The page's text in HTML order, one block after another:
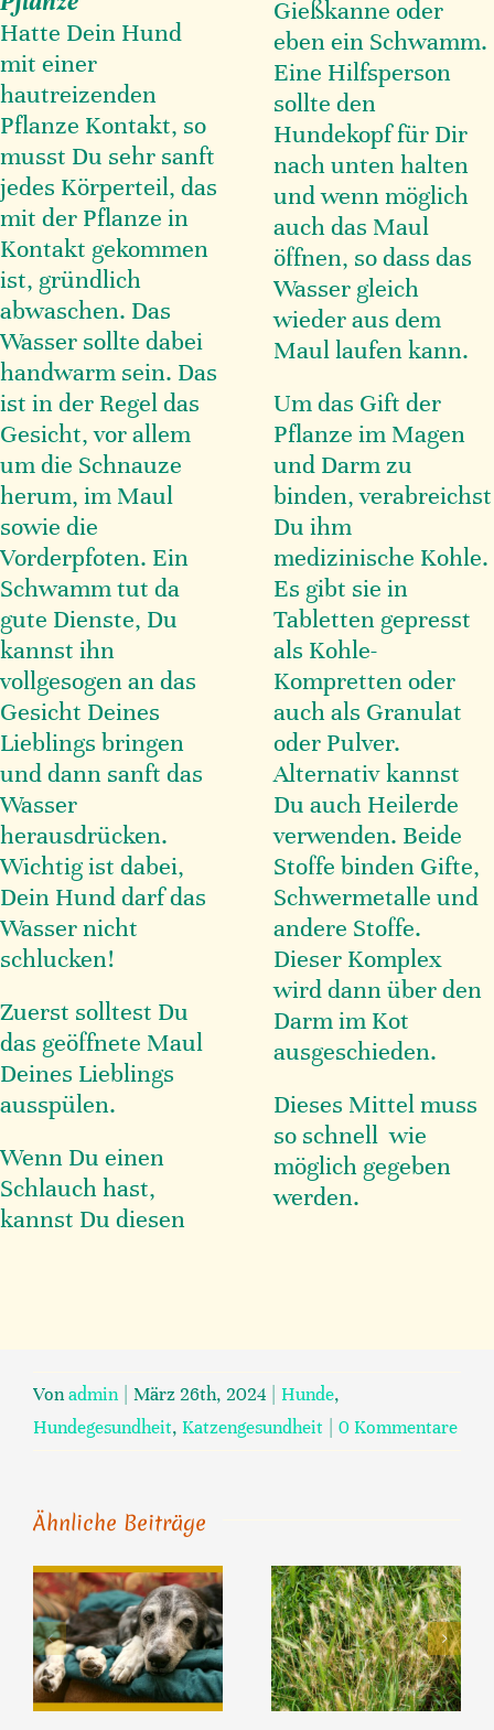
Hatte Dein Hund
mit einer
hautreizenden
Pflanze Kontakt, so
musst Du sehr sanft
jedes Körperteil, das
mit der Pflanze in
Kontakt gekommen
ist, gründlich
abwaschen. Das
Wasser sollte dabei
handwarm sein. Das
ist in der Regel das
Gesicht, vor allem
um die Schnauze
herum, im Maul
sowie die
Vorderpfoten. Ein
Schwamm tut da
gute Dienste, Du
kannst ihn
vollgesogen an das
Gesicht Deines
Lieblings bringen
und dann sanft das
Wasser
herausdrücken.
Wichtig ist dabei,
Dein Hund darf das
Wasser nicht
schlucken!
Zuerst solltest Du
das geöffnete Maul
Deines Lieblings
ausspülen.
Wenn Du einen
Schlauch hast,
kannst Du diesen
Gießkanne oder
eben ein Schwamm.
Eine Hilfsperson
sollte den
Hundekopf für Dir
nach unten halten
und wenn möglich
auch das Maul
öffnen, so dass das
Wasser gleich
wieder aus dem
Maul laufen kann.
Um das Gift der
Pflanze im Magen
und Darm zu
binden, verabreichst
Du ihm
medizinische Kohle.
Es gibt sie in
Tabletten gepresst
als Kohle-
Kompretten oder
auch als Granulat
oder Pulver.
Alternativ kannst
Du auch Heilerde
verwenden. Beide
Stoffe binden Gifte,
Schwermetalle und
andere Stoffe.
Dieser Komplex
wird dann über den
Darm im Kot
ausgeschieden.
Dieses Mittel muss
so schnell wie
möglich gegeben
werden.
Vonadmin März 26th, 2024 Hunde,
Hundegesundheit, Katzengesundheit 0 Kommentare
Ähnliche Beiträge